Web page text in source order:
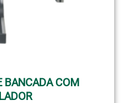
BANCADA COM